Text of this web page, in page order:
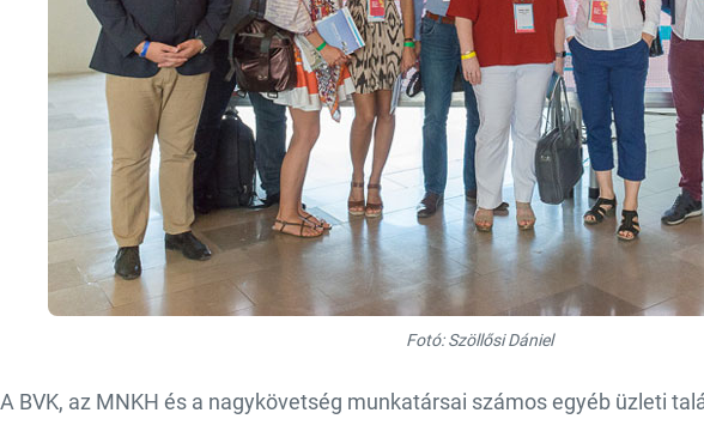
Fotó: Szöllősi Dániel
A BVK, az MNKH és a nagykövetség munkatársai számos egyéb üzleti